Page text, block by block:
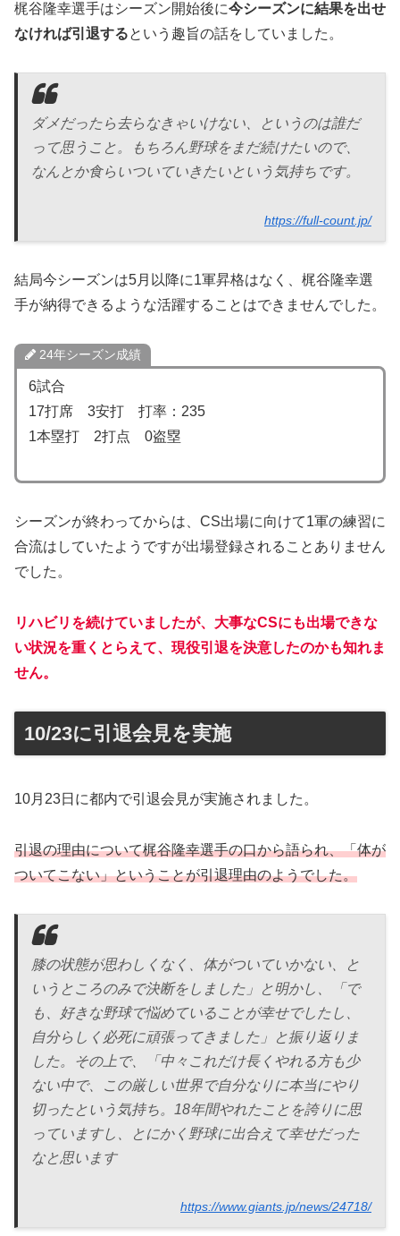
梶谷隆幸選手はシーズン開始後に今シーズンに結果を出せ
なければ引退するという趣旨の話をしていました。
ダメだったら去らなきゃいけない、というのは誰だ
って思うこと。もちろん野球をまだ続けたいので、
なんとか食らいついていきたいという気持ちです。
https://full-count.jp/
結局今シーズンは5月以降に1軍昇格はなく、梶谷隆幸選
手が納得できるような活躍することはできませんでした。
24年シーズン成績
6試合
17打席 3安打 打率：235
1本塁打 2打点 0盗塁
シーズンが終わってからは、CS出場に向けて1軍の練習に
合流はしていたようですが出場登録されることありません
でした。
リハビリを続けていましたが、大事なCSにも出場できな
い状況を重くとらえて、現役引退を決意したのかも知れま
せん。
10/23に引退会見を実施
10月23日に都内で引退会見が実施されました。
引退の理由について梶谷隆幸選手の口から語られ、「体が
ついてこない」ということが引退理由のようでした。
膝の状態が思わしくなく、体がついていかない、と
いうところのみで決断をしました」と明かし、「で
も、好きな野球で悩めていることが幸せでしたし、
自分らしく必死に頑張ってきました」と振り返りま
した。その上で、「中々これだけ長くやれる方も少
ない中で、この厳しい世界で自分なりに本当にやり
切ったという気持ち。18年間やれたことを誇りに思
っていますし、とにかく野球に出合えて幸せだった
なと思います
https://www.giants.jp/news/24718/